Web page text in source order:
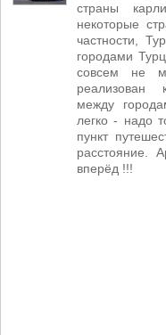
страны
некоторые
частности,
городами
совсем не
реализован
между
легко - надо
пункт
расстояние.
вперёд !!!